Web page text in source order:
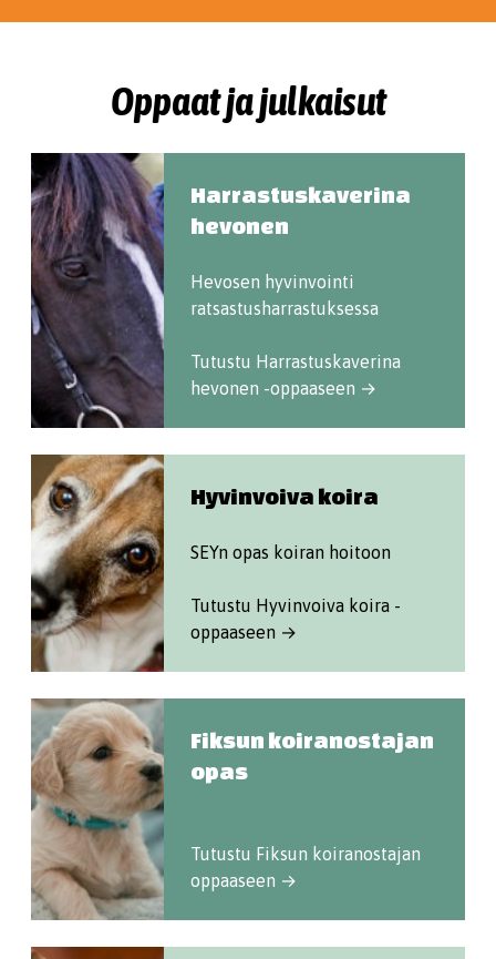
Oppaat ja julkaisut
Harrastuskaverina
hevonen
Hevosen hyvinvointi
ratsastusharrastuksessa
Tutustu Harrastuskaverina
hevonen -oppaaseen →
Hyvinvoiva koira
SEYn opas koiran hoitoon
Tutustu Hyvinvoiva koira -
oppaaseen →
Fiksun koiranostajan
opas
Tutustu Fiksun koiranostajan
oppaaseen →